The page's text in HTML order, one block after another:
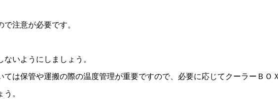
注意が必要です。
いようにしましょう。
ては保管や運搬の際の温度管理が重要ですので、必要に応じてクーラーＢＯ
。